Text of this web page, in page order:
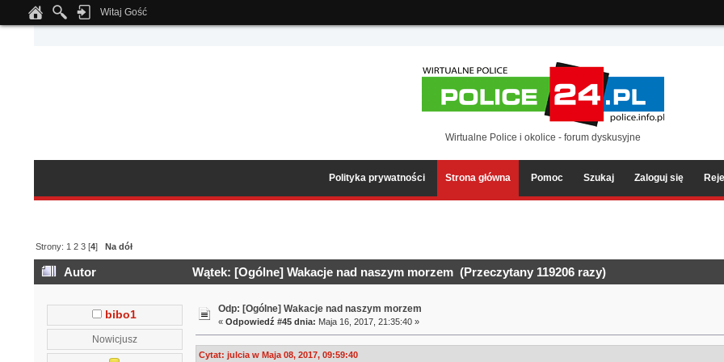
Notice: Undefined index: tapatalk_body_hook in
Witaj Gość
Wirtualne Police i okolice - forum dyskusyjne
Polityka prywatności Strona główna Pomoc Szukaj Zaloguj się
Strony: 1 2 3 [4]Na dół
Autor Wątek: [Ogólne] Wakacje nad naszym morzem (Przeczytany 119206 razy)
bibo1
Nowicjusz
Odp: [Ogólne] Wakacje nad naszym morzem
«Odpowiedź #45 dnia: Maja 16, 2017, 21:35:40 »
Cytat: julcia w Maja 08, 2017, 09:59:40